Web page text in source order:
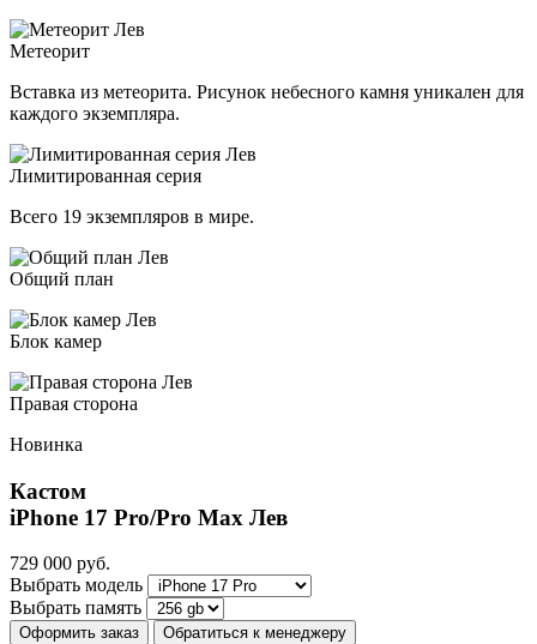
Метеорит
Вставка из метеорита. Рисунок небесного камня уникален для
каждого экземпляра.
Лимитированная серия
Всего 19 экземпляров в мире.
Общий план
Блок камер
Правая сторона
Новинка
Кастом
iPhone 17 Pro/Pro Max Лев
729 000 руб.
Выбрать модель
Выбрать память
Оформить заказ Обратиться к менеджеру